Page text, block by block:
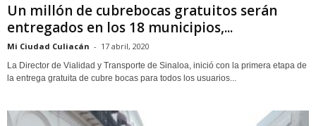
Un millón de cubrebocas gratuitos serán
entregados en los 18 municipios,...
Mi Ciudad Culiacán - 17 abril, 2020
La Director de Vialidad y Transporte de Sinaloa, inició con la primera etapa de
la entrega gratuita de cubre bocas para todos los usuarios...